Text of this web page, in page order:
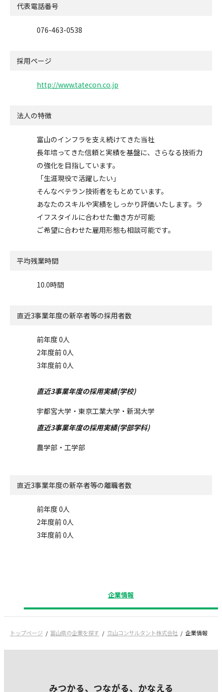
代表電話番号
076-463-0538
採用ページ
http://www.tatecon.co.jp
法人の特徴
富山のインフラを支え続けてきた当社
長年培ってきた信頼と実績を基盤に、さらなる技術力
の強化を目指しています。
「生涯現役で活躍したい」
そんなベテラン技術者をもとめています。
あなたのスキルや実績をしっかり評価いたします。ラ
イフスタイルに合わせた働き方が可能
ご希望に合わせた雇用形態も相談可能です。
平均残業時間
10.0時間
直近3事業年度の新卒者等の採用者数
前年度 0人
2年度前 0人
3年度前 0人
直近3事業年度の採用実績(学校)
宇都宮大学・東京工業大学・新潟大学
直近3事業年度の採用実績(学部学科)
農学部・工学部
直近3事業年度の新卒者等の離職者数
前年度 0人
2年度前 0人
3年度前 0人
企業情報
トップページ 富山県の企業を探す 立山コンサルタント株式会社 企業情報
みつかる、つながる、かなえる